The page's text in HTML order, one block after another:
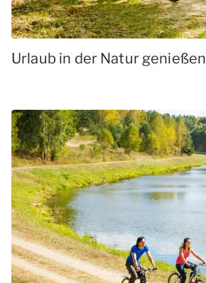
Urlaub in der Natur genießen